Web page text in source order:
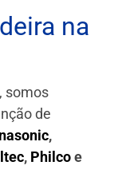
na
, somos
de
,
, Philcoe